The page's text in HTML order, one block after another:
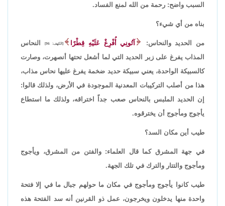
السبب واضح: رحمة من الله لمنع الفساد.
بناه من أي شيء؟
من الحديد والنحاس: آتُونِي أُفْرِغْ عَلَيْهِ قِطْرًا [الكهف: 96]
النحاس
المذاب يفرغ على زبر الحديد التي لما أشعل تحتها أنصهرت، وصارت
كالسبيكة الواحدة، يعني سبيكة حديد ضخمة يفرغ عليها نحاس مذاب،
هذا من أصلب التركيبات المعدنية الموجودة في الأرض، ولذلك قالوا:
إن الحديد الملبس بالنحاس صعب جداً اختراقه، ولذلك ما استطاع
يأجوج ومأجوج أن يخترقوه.
طيب أين مكان السد؟
في جهة المشرق كما قال العلماء: والفتن من المشرق، ويأجوج
ومأجوج والتتار والترك في تلك الجهة.
طيب كانوا يأجوج ومأجوج في مكان ما حولهم جبال ما في إلا فتحة
واحدة منها يدخلون ويخرجون، عمل ذو القرنين أنه سد الفتحة هذه